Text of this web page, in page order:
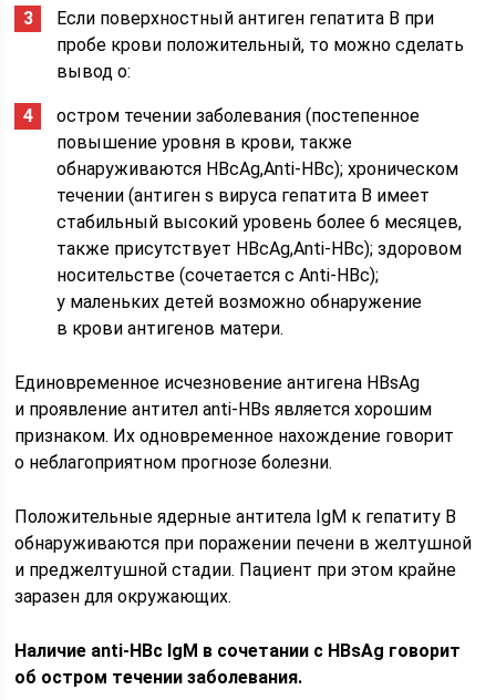
Если поверхностный антиген гепатита В при
пробе крови положительный, то можно сделать
вывод о:
остром течении заболевания (постепенное
повышение уровня в крови, также
обнаруживаются HBcAg,Anti-HBc); хроническом
течении (антиген s вируса гепатита В имеет
стабильный высокий уровень более 6 месяцев,
также присутствует HBcAg,Anti-HBc); здоровом
носительстве (сочетается с Anti-HBc);
у маленьких детей возможно обнаружение
в крови антигенов матери.
Единовременное исчезновение антигена HBsAg
и проявление антител anti-HBs является хорошим
признаком. Их одновременное нахождение говорит
о неблагоприятном прогнозе болезни.
Положительные ядерные антитела IgM к гепатиту В
обнаруживаются при поражении печени в желтушной
и преджелтушной стадии. Пациент при этом крайне
заразен для окружающих.
Наличие anti-HBc IgM в сочетании с HBsAg говорит
об остром течении заболевания.